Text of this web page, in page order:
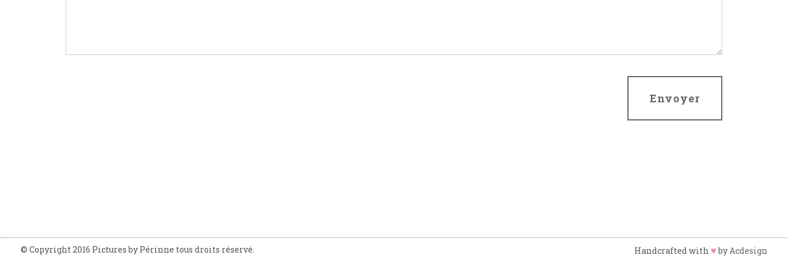
© Copyright 2016 Pictures by Périnne tous droits réservé. Handcrafted with ♥by Acdesign